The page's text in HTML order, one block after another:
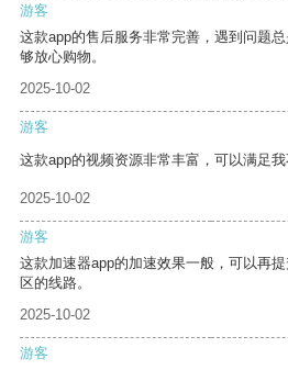
游客
这款app的售后服务非常完善，遇到问题
够放心购物。
2025-10-02
游客
这款app的视频资源非常丰富，可以满足我
2025-10-02
游客
这款加速器app的加速效果一般，可以再
区的线路。
2025-10-02
游客